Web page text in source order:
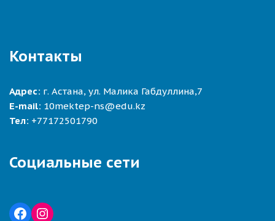
Контакты
Адрес: г. Астана, ул. Малика Габдуллина,7
E-mail: 10mektep-ns@edu.kz
Тел: +77172501790
Социальные сети